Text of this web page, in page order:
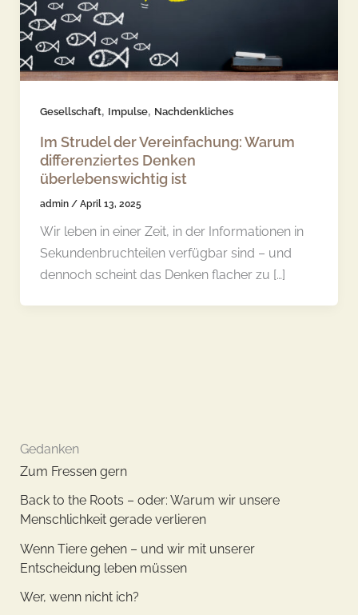
Gesellschaft, Impulse, Nachdenkliches
Im Strudel der Vereinfachung: Warum
differenziertes Denken
überlebenswichtig ist
admin / April 13, 2025
Wir leben in einer Zeit, in der Informationen in
Sekundenbruchteilen verfügbar sind – und
dennoch scheint das Denken flacher zu […]
Gedanken
Zum Fressen gern
​Back to the Roots – oder: Warum wir unsere
Menschlichkeit gerade verlieren
Wenn Tiere gehen – und wir mit unserer
Entscheidung leben müssen
Wer, wenn nicht ich?